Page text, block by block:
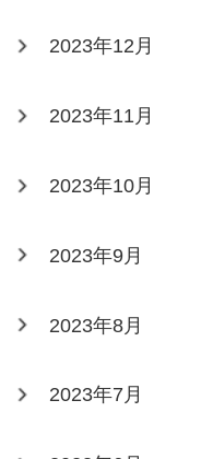
2023年12月
2023年11月
2023年10月
2023年9月
2023年8月
2023年7月